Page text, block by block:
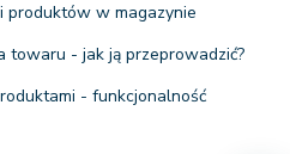
produktów w magazynie
towaru - jak ją przeprowadzić?
- funkcjonalność